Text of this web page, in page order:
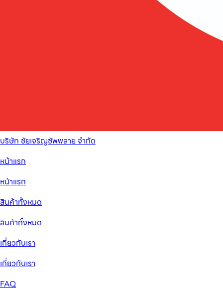
บริษัท ชัยเจริญซัพพลาย จำกัด
หน้าแรก
หน้าแรก
สินค้าทั้งหมด
สินค้าทั้งหมด
เกี่ยวกับเรา
เกี่ยวกับเรา
FAQ